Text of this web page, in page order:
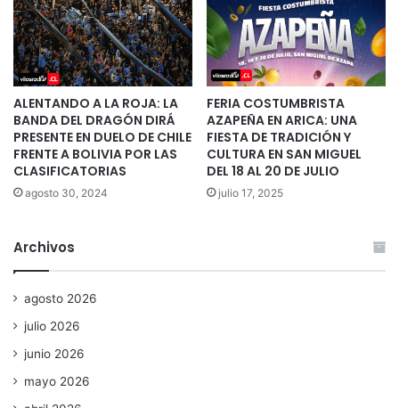
ALENTANDO A LA ROJA: LA
BANDA DEL DRAGÓN DIRÁ
PRESENTE EN DUELO DE CHILE
FRENTE A BOLIVIA POR LAS
CLASIFICATORIAS
agosto 30, 2024
FERIA COSTUMBRISTA
AZAPEÑA EN ARICA: UNA
FIESTA DE TRADICIÓN Y
CULTURA EN SAN MIGUEL
DEL 18 AL 20 DE JULIO
julio 17, 2025
Archivos
agosto 2026
julio 2026
junio 2026
mayo 2026